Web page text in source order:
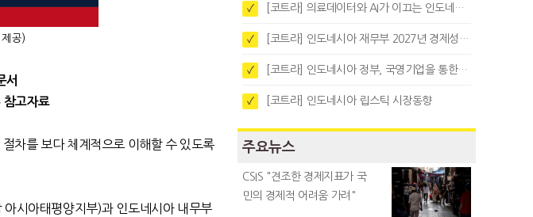
공)
서
참고자료
차를 보다 체계적으로 이해할 수 있도록
아시아태평양지부)과 인도네시아 내무부
✓ [코트라] 의료데이터와 AI가 이끄는 인도네시아 디지털 헬스케어 시장 트렌드
✓ [코트라] 인도네시아 재무부 2027년 경제성장 전망 및 목표 발표
✓ [코트라] 인도네시아 정부, 국영기업을 통한 석탄·팜유·합금철 수출 중앙집중화 추진
✓ [코트라] 인도네시아 립스틱 시장동향
주요뉴스
CSIS "견조한 경제지표가 국
민의 경제적 어려움 가려"